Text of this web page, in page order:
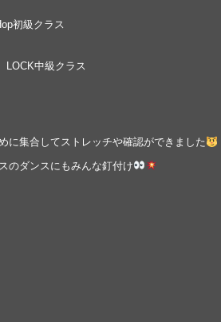
初級クラス
中級クラス
に集合してストレッチや確認ができました
のダンスにもみんな釘付け